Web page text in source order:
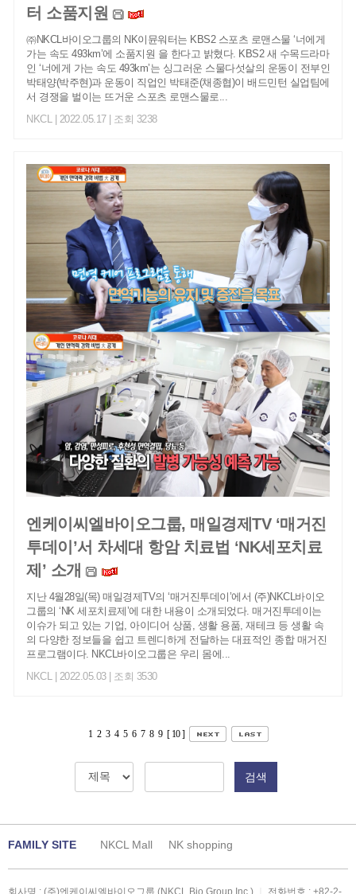
터 소품지원
㈜NKCL바이오그룹의 NK이뮨워터는 KBS2 스포츠 로맨스물 ‘너에게
가는 속도 493km’에 소품지원 을 한다고 밝혔다. KBS2 새 수목드라마
인 ‘너에게 가는 속도 493km’는 싱그러운 스물다섯살의 운동이 전부인
박태양(박주현)과 운동이 직업인 박태준(채종협)이 배드민턴 실업팀에
서 경쟁을 벌이는 뜨거운 스포츠 로맨스물로...
NKCL| 2022.05.17 | 조회 3238
엔케이씨엘바이오그룹, 매일경제TV ‘매거진
투데이’서 차세대 항암 치료법 ‘NK세포치료
제’ 소개
지난 4월28일(목) 매일경제TV의 ‘매거진투데이’에서 (주)NKCL바이오
그룹의 ‘NK 세포치료제’에 대한 내용이 소개되었다. 매거진투데이는
이슈가 되고 있는 기업, 아이디어 상품, 생활 용품, 재테크 등 생활 속
의 다양한 정보들을 쉽고 트렌디하게 전달하는 대표적인 종합 매거진
프로그램이다. NKCL바이오그룹은 우리 몸에...
NKCL| 2022.05.03 | 조회 3530
1 2 3 4 5 6 7 8 9 [ 10 ]
검색
FAMILY SITE NKCL Mall NK shopping